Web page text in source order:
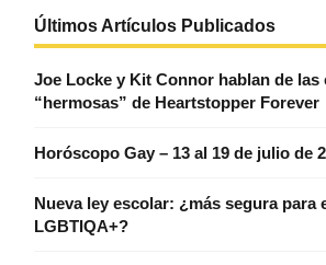
Últimos Artículos Publicados
Joe Locke y Kit Connor hablan de las
“hermosas” de Heartstopper Forever
Horóscopo Gay – 13 al 19 de julio de
Nueva ley escolar: ¿más segura para
LGBTIQA+?